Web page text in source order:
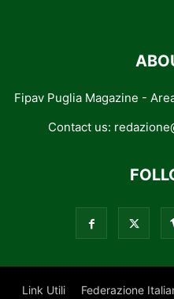
Fipav Puglia Magazine -
Contact us:
Link Utili Federazione